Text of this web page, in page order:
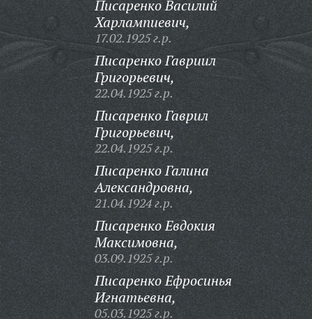
Писаренко Василий
Харлампиевич,
17.02.1925 г.р.
Писаренко Гавриил
Григорьевич,
22.04.1925 г.р.
Писаренко Гаврил
Григорьевич,
22.04.1925 г.р.
Писаренко Галина
Александровна,
21.04.1924 г.р.
Писаренко Евдокия
Максимовна,
03.09.1925 г.р.
Писаренко Ефросинья
Игнатьевна,
05.03.1925 г.р.